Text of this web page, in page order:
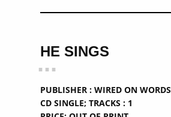
HE SINGS
Publisher : Wired on Words
CD single; Tracks : 1